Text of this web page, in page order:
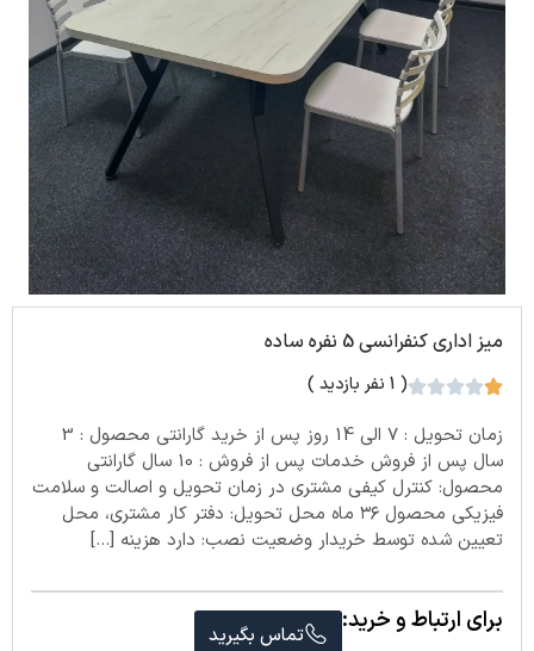
میز اداری کنفرانسی 5 نفره ساده
( 1 نفر بازدید )
زمان تحویل : 7 الی 14 روز پس از خرید گارانتی محصول : 3
سال پس از فروش خدمات پس از فروش : 10 سال گارانتی
محصول: کنترل کیفی مشتری در زمان تحویل و اصالت و سلامت
فیزیکی محصول ۳۶ ماه محل تحویل: دفتر کار مشتری، محل
تعیین شده توسط خریدار وضعیت نصب: دارد هزینه […]
برای ارتباط و خرید: تماس بگیرید